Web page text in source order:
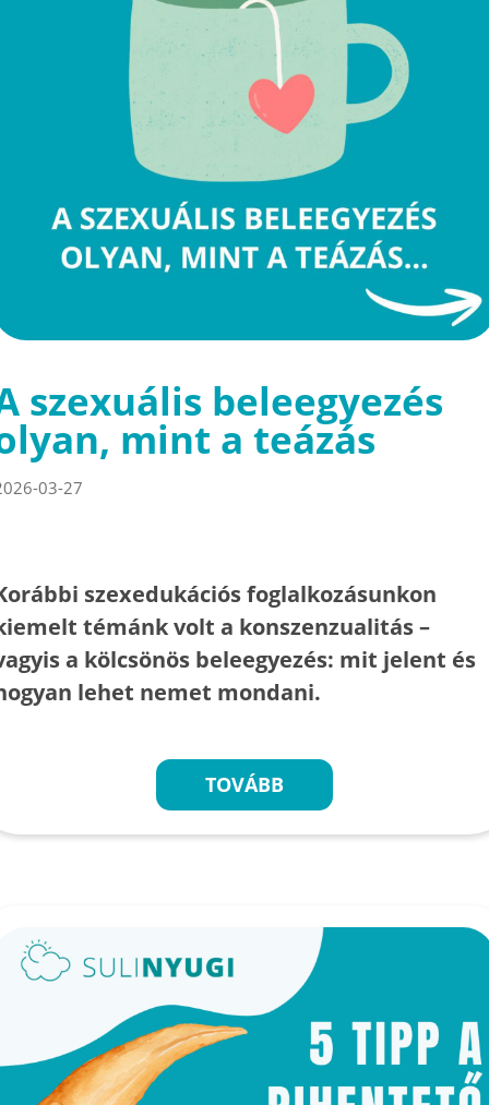
szexuális beleegyezés
mint a teázás
03-27
szexedukációs foglalkozásunkon
témánk volt a konszenzualitás –
a kölcsönös beleegyezés: mit jelent és
lehet nemet mondani.
TOVÁBB